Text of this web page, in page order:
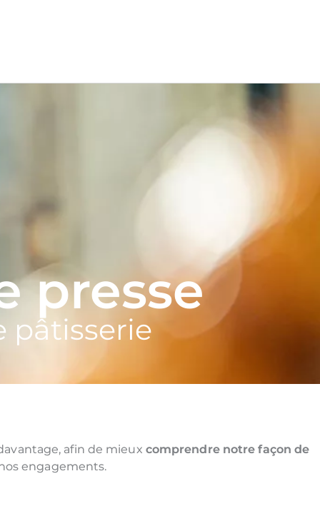
presse
pâtisserie
afin de mieux comprendre notre façon de
engagements.